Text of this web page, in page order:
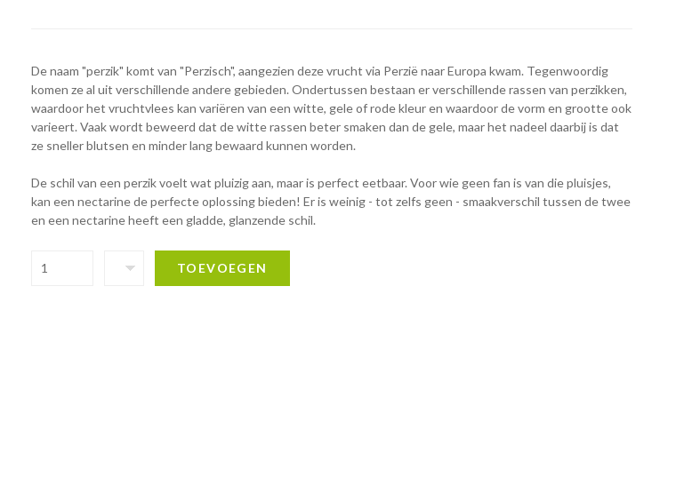
De naam "perzik" komt van "Perzisch", aangezien deze vrucht via Perzië naar Europa kwam. Tegenwoordig
komen ze al uit verschillende andere gebieden. Ondertussen bestaan er verschillende rassen van perzikken,
waardoor het vruchtvlees kan variëren van een witte, gele of rode kleur en waardoor de vorm en grootte ook
varieert. Vaak wordt beweerd dat de witte rassen beter smaken dan de gele, maar het nadeel daarbij is dat
ze sneller blutsen en minder lang bewaard kunnen worden.
De schil van een perzik voelt wat pluizig aan, maar is perfect eetbaar. Voor wie geen fan is van die pluisjes,
kan een nectarine de perfecte oplossing bieden! Er is weinig - tot zelfs geen - smaakverschil tussen de twee
en een nectarine heeft een gladde, glanzende schil.
TOEVOEGEN